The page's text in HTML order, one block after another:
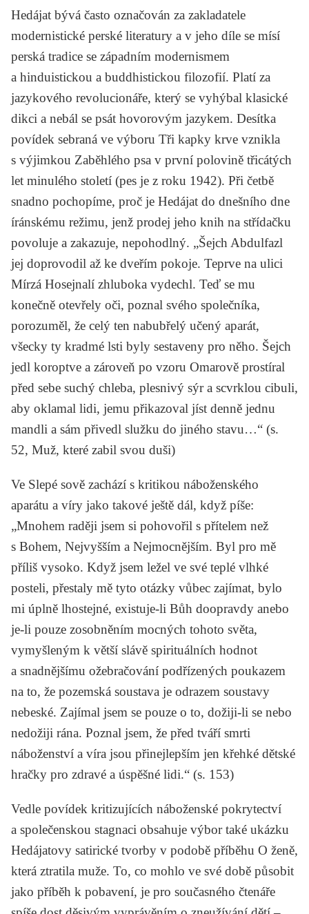
Hedájat bývá často označován za zakladatele
modernistické perské literatury a v jeho díle se mísí
perská tradice se západním modernismem
a hinduistickou a buddhistickou filozofií. Platí za
jazykového revolucionáře, který se vyhýbal klasické
dikci a nebál se psát hovorovým jazykem. Desítka
povídek sebraná ve výboru Tři kapky krve vznikla
s výjimkou Zaběhlého psa v první polovině třicátých
let minulého století (pes je z roku 1942). Při četbě
snadno pochopíme, proč je Hedájat do dnešního dne
íránskému režimu, jenž prodej jeho knih na střídačku
povoluje a zakazuje, nepohodlný. „Šejch Abdulfazl
jej doprovodil až ke dveřím pokoje. Teprve na ulici
Mírzá Hosejnalí zhluboka vydechl. Teď se mu
konečně otevřely oči, poznal svého společníka,
porozuměl, že celý ten nabubřelý učený aparát,
všecky ty kradmé lsti byly sestaveny pro něho. Šejch
jedl koroptve a zároveň po vzoru Omarově prostíral
před sebe suchý chleba, plesnivý sýr a scvrklou cibuli,
aby oklamal lidi, jemu přikazoval jíst denně jednu
mandli a sám přivedl služku do jiného stavu…“ (s.
52, Muž, které zabil svou duši)
Ve Slepé sově zachází s kritikou náboženského
aparátu a víry jako takové ještě dál, když píše:
„Mnohem raději jsem si pohovořil s přítelem než
s Bohem, Nejvyšším a Nejmocnějším. Byl pro mě
příliš vysoko. Když jsem ležel ve své teplé vlhké
posteli, přestaly mě tyto otázky vůbec zajímat, bylo
mi úplně lhostejné, existuje-li Bůh doopravdy anebo
je-li pouze zosobněním mocných tohoto světa,
vymyšleným k větší slávě spirituálních hodnot
a snadnějšímu ožebračování podřízených poukazem
na to, že pozemská soustava je odrazem soustavy
nebeské. Zajímal jsem se pouze o to, dožiji-li se nebo
nedožiji rána. Poznal jsem, že před tváří smrti
náboženství a víra jsou přinejlepším jen křehké dětské
hračky pro zdravé a úspěšné lidi.“ (s. 153)
Vedle povídek kritizujících náboženské pokrytectví
a společenskou stagnaci obsahuje výbor také ukázku
Hedájatovy satirické tvorby v podobě příběhu O ženě,
která ztratila muže. To, co mohlo ve své době působit
jako příběh k pobavení, je pro současného čtenáře